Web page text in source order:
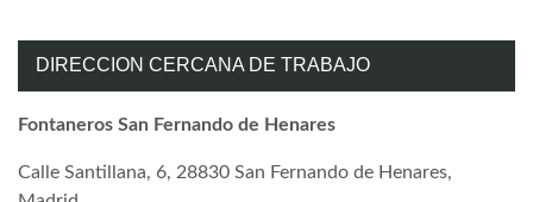
DIRECCION CERCANA DE TRABAJO
Fontaneros San Fernando de Henares
Calle Santillana, 6, 28830 San Fernando de Henares,